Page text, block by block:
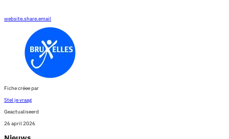
website.share.email
Fiche créee par
Stel je vraag
Geactualiseerd
26 april 2026